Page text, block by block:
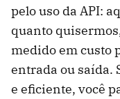
pelo uso da API:
quanto
medido em custo
entrada ou saída.
e eficiente, você